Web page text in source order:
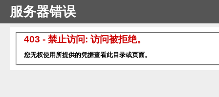
服务器错误
403 - 禁止访问: 访问被拒绝。
您无权使用所提供的凭据查看此目录或页面。